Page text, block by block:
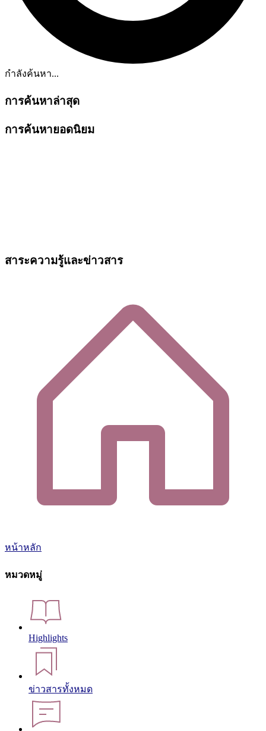
กำลังค้นหา...
การค้นหาล่าสุด
การค้นหายอดนิยม
สาระความรู้และข่าวสาร
หน้าหลัก
หมวดหมู่
Highlights
ข่าวสารทั้งหมด